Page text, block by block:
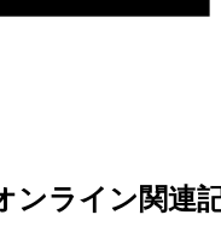
ンライン関連